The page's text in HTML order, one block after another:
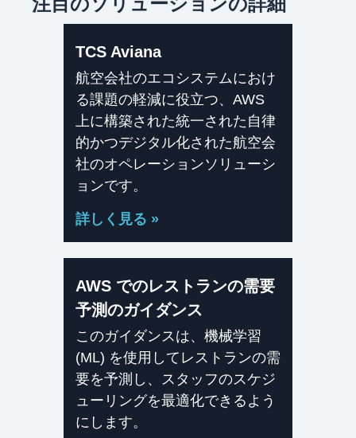
TCS Aviana
航空会社のエコシステムにおけ
る課題の軽減に役立つ、AWS
上に構築された統一された自律
的かつデジタル化された航空会
社のオペレーションソリューシ
ョンです。
詳しく見る »
AWS でのレストランの需要
予測のガイダンス
このガイダンスは、機械学習
(ML) を使用してレストランの需
要を予測し、スタッフのスケジ
ューリングを最適化できるよう
にします。